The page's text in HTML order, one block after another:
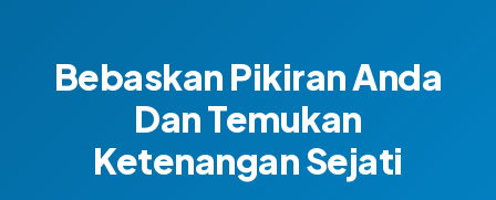
Bebaskan Pikiran Anda
Dan Temukan
Ketenangan Sejati